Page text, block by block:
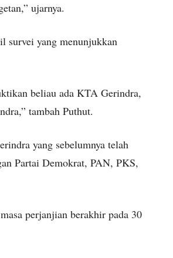
ujarnya.
survei yang menunjukkan
beliau ada KTA Gerindra,
tambah Puthut.
yang sebelumnya telah
Partai Demokrat, PAN, PKS,
perjanjian berakhir pada 30